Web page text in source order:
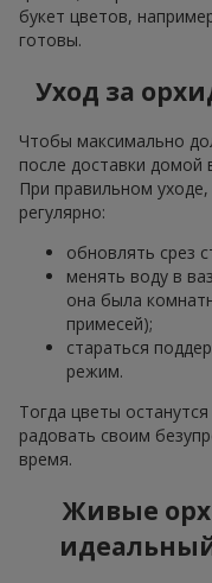
букет цветов,
готовы.
Уход за
Чтобы максимально
после доставки домой
При правильном
регулярно:
обновлять срез
менять воду в
она была
примесей);
стараться
режим.
Тогда цветы
радовать своим
время.
Живые